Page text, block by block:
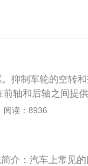
抑制车轮的空转
轴和后轴之间提
轮出现打滑时，电
况下通过炮弹坑时
阅读：8936
介：汽车上常见